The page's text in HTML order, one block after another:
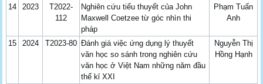
14 2023
T2022-
112
Nghiên cứu tiểu thuyết của John
Maxwell Coetzee từ góc nhìn thi
pháp
Phạm Tuấn
Anh
15 2024 T2023-80 Đánh giá việc ứng dụng lý thuyết
văn học so sánh trong nghiên cứu
văn học ở Việt Nam những năm đầu
thế kỉ XXI
Nguyễn Thị
Hồng Hạnh